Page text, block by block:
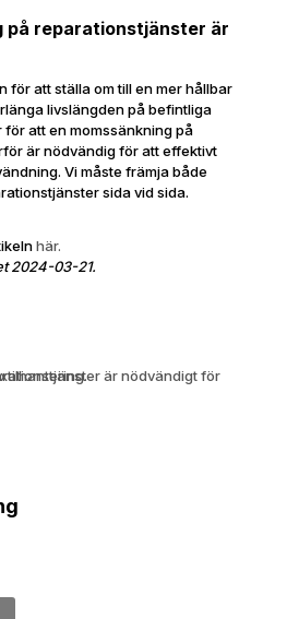
på reparationstjänster är
för att ställa om till en mer hållbar
livslängden på befintliga
att en momssänkning på
är nödvändig för att effektivt
Vi måste främja både
sida vid sida.
här.
2024-03-21.